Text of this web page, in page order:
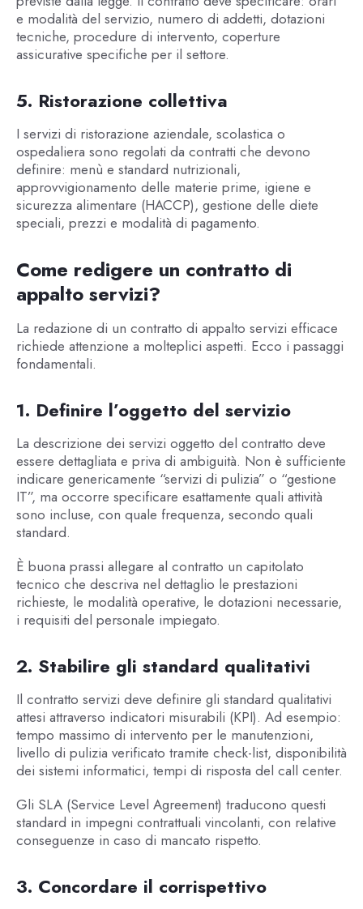
e modalità del servizio, numero di addetti, dotazioni
tecniche, procedure di intervento, coperture
assicurative specifiche per il settore.
5. Ristorazione collettiva
I servizi di ristorazione aziendale, scolastica o
ospedaliera sono regolati da contratti che devono
definire: menù e standard nutrizionali,
approvvigionamento delle materie prime, igiene e
sicurezza alimentare (HACCP), gestione delle diete
speciali, prezzi e modalità di pagamento.
Come redigere un contratto di
appalto servizi?
La redazione di un contratto di appalto servizi efficace
richiede attenzione a molteplici aspetti. Ecco i passaggi
fondamentali.
1. Definire l’oggetto del servizio
La descrizione dei servizi oggetto del contratto deve
essere dettagliata e priva di ambiguità. Non è sufficiente
indicare genericamente “servizi di pulizia” o “gestione
IT”, ma occorre specificare esattamente quali attività
sono incluse, con quale frequenza, secondo quali
standard.
È buona prassi allegare al contratto un capitolato
tecnico che descriva nel dettaglio le prestazioni
richieste, le modalità operative, le dotazioni necessarie,
i requisiti del personale impiegato.
2. Stabilire gli standard qualitativi
Il contratto servizi deve definire gli standard qualitativi
attesi attraverso indicatori misurabili (KPI). Ad esempio:
tempo massimo di intervento per le manutenzioni,
livello di pulizia verificato tramite check-list, disponibilità
dei sistemi informatici, tempi di risposta del call center.
Gli SLA (Service Level Agreement) traducono questi
standard in impegni contrattuali vincolanti, con relative
conseguenze in caso di mancato rispetto.
3. Concordare il corrispettivo